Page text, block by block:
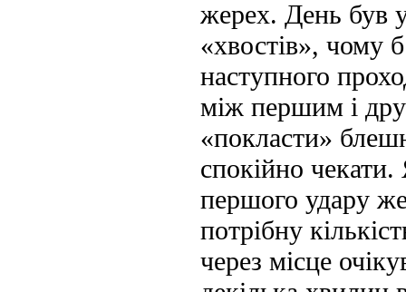
жерех. День був
«хвостів», чому
наступного
між першим і
«покласти»
спокійно
першого удару
потрібну
через місце